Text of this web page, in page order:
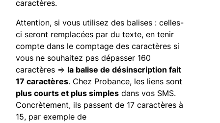
caractères.
Attention, si vous utilisez des balises : celles-
ci seront remplacées par du texte, en tenir
compte dans le comptage des caractères si
vous ne souhaitez pas dépasser 160
caractères => la balise de désinscription fait
17 caractères. Chez Probance, les liens sont
plus courts et plus simples dans vos SMS.
Concrètement, ils passent de 17 caractères à
15, par exemple de